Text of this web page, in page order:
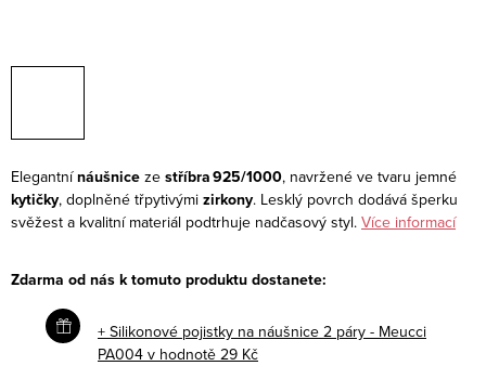
Elegantnínáušnice ze stříbra 925/1000, navržené ve tvaru jemné
kytičky, doplněné třpytivými zirkony. Lesklý povrch dodává šperku
svěžest a kvalitní materiál podtrhuje nadčasový styl. Více informací
Zdarma od nás k tomuto produktu dostanete:
+ Silikonové pojistky na náušnice 2 páry - Meucci
PA004 v hodnotě 29 Kč